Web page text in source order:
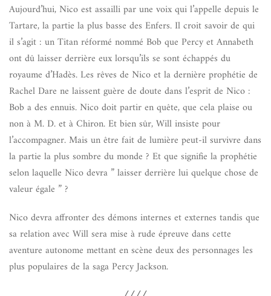
Aujourd’hui, Nico est assailli par une voix qui l’appelle depuis le
Tartare, la partie la plus basse des Enfers. Il croit savoir de qui
il s’agit : un Titan réformé nommé Bob que Percy et Annabeth
ont dû laisser derrière eux lorsqu’ils se sont échappés du
royaume d’Hadès. Les rêves de Nico et la dernière prophétie de
Rachel Dare ne laissent guère de doute dans l’esprit de Nico :
Bob a des ennuis. Nico doit partir en quête, que cela plaise ou
non à M. D. et à Chiron. Et bien sûr, Will insiste pour
l’accompagner. Mais un être fait de lumière peut-il survivre dans
la partie la plus sombre du monde ? Et que signifie la prophétie
selon laquelle Nico devra ” laisser derrière lui quelque chose de
valeur égale ” ?
Nico devra affronter des démons internes et externes tandis que
sa relation avec Will sera mise à rude épreuve dans cette
aventure autonome mettant en scène deux des personnages les
plus populaires de la saga Percy Jackson.